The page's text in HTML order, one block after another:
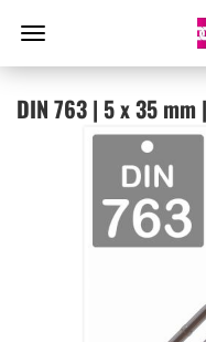
DIN 763 | 5 x 35